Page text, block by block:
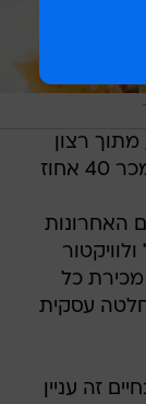
מתוך רצון
להוריד מעט מפעילותו במסעדה. הוא מכר 40 אחוז
האחרונות
כל
עסקית
זה עניין